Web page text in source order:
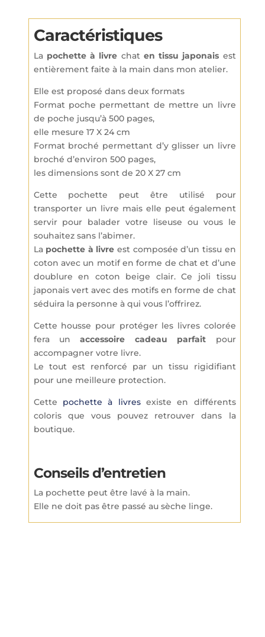
Caractéristiques
La pochette à livre chaten tissu japonais est
entièrement faite à la main dans mon atelier.
Elle est proposé dans deux formats
Format poche permettant de mettre un livre
de poche jusqu’à 500 pages,
elle mesure 17 X 24 cm
Format broché permettant d’y glisser un livre
broché d’environ 500 pages,
les dimensions sont de 20 X 27 cm
Cette pochette peut être utilisé pour
transporter un livre mais elle peut également
servir pour balader votre liseuse ou vous le
souhaitez sans l’abimer.
La pochette à livre est composée d’un tissu en
coton avec un motif en forme de chat et d’une
doublure en coton beige clair. Ce joli tissu
japonais vert avec des motifs en forme de chat
séduira la personne à qui vous l’offrirez.
Cette housse pour protéger les livres colorée
fera unaccessoire cadeau parfait pour
accompagner votre livre.
Le tout est renforcé par un tissu rigidifiant
pour une meilleure protection.
Cette pochette à livresexiste en différents
coloris que vous pouvez retrouver dans la
boutique.
Conseils d’entretien
La pochette peut être lavé à la main.
Elle ne doit pas être passé au sèche linge.